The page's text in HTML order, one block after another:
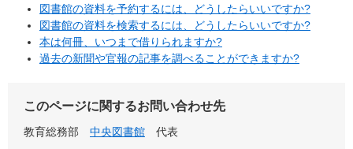
図書館の資料を予約するには、どうしたらいいですか?
図書館の資料を検索するには、どうしたらいいですか?
本は何冊、いつまで借りられますか?
過去の新聞や官報の記事を調べることができますか?
このページに関するお問い合わせ先
教育総務部 中央図書館
代表